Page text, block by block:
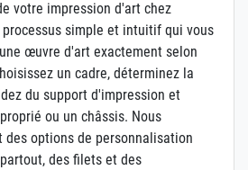
votre impression d'art chez
simple et intuitif qui vous
œuvre d'art exactement selon
un cadre, déterminez la
du support d'impression et
ou un châssis. Nous
des options de personnalisation
des filets et des